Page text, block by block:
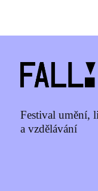
Festival umění,
a vzdělávání